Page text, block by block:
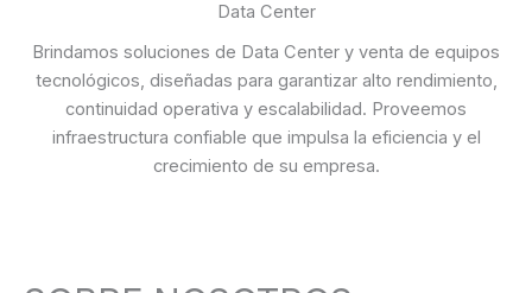
Data Center
Brindamos soluciones de Data Center y venta de equipos
tecnológicos, diseñadas para garantizar alto rendimiento,
continuidad operativa y escalabilidad. Proveemos
infraestructura confiable que impulsa la eficiencia y el
crecimiento de su empresa.